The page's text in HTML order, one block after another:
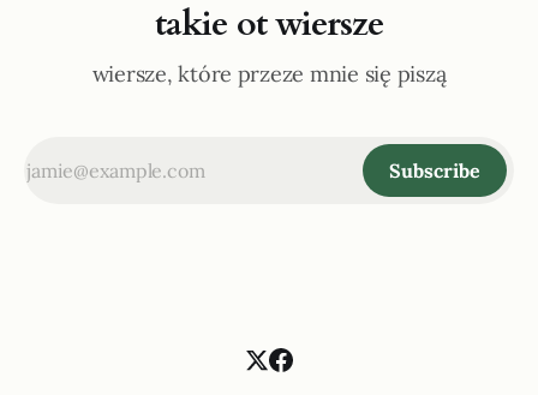
takie ot wiersze
wiersze, które przeze mnie się piszą
Subscribe